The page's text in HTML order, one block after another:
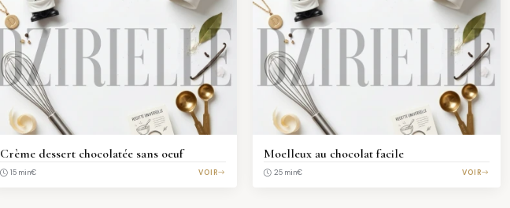
Crème dessert chocolatée sans oeuf
15 min€ VOIR
Moelleux au chocolat facile
25 min€ VOIR